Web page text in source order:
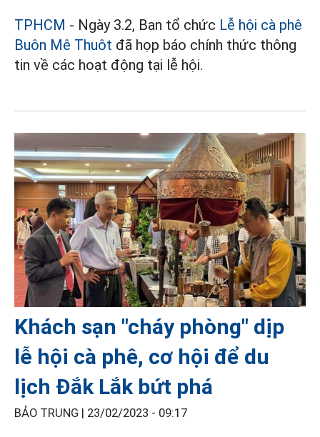
TPHCM - Ngày 3.2, Ban tổ chức Lễ hội cà phê
Buôn Mê Thuôt đã họp báo chính thức thông
tin về các hoạt động tại lễ hội.
Khách sạn "cháy phòng" dịp
lễ hội cà phê, cơ hội để du
lịch Đắk Lắk bứt phá
BẢO TRUNG | 23/02/2023 - 09:17